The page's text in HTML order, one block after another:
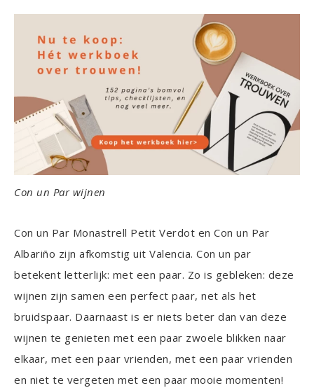
Con un Par wijnen
Con un Par Monastrell Petit Verdot en Con un Par
Albariño zijn afkomstig uit Valencia. Con un par
betekent letterlijk: met een paar. Zo is gebleken: deze
wijnen zijn samen een perfect paar, net als het
bruidspaar. Daarnaast is er niets beter dan van deze
wijnen te genieten met een paar zwoele blikken naar
elkaar, met een paar vrienden, met een paar vrienden
en niet te vergeten met een paar mooie momenten!